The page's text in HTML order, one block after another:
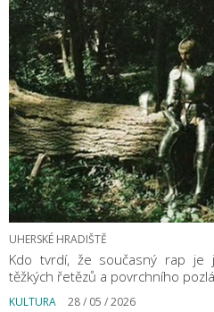
UHERSKÉ HRADIŠTĚ
Kdo tvrdí, že současný rap je
těžkých řetězů a povrchního
KULTURA 28 / 05 / 2026